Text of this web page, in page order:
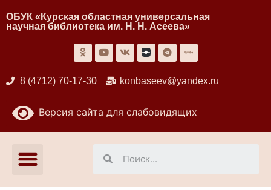
ОБУК «Курская областная универсальная
научная библиотека им. Н. Н. Асеева»
8 (4712) 70-17-30 konbaseev@yandex.ru
Версия сайта для слабовидящих